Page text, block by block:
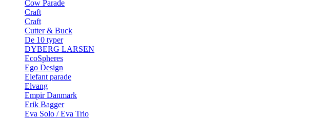
Cow Parade
Craft
Craft
Cutter & Buck
De 10 typer
DYBERG LARSEN
EcoSpheres
Ego Design
Elefant parade
Elvang
Empir Danmark
Erik Bagger
Eva Solo / Eva Trio